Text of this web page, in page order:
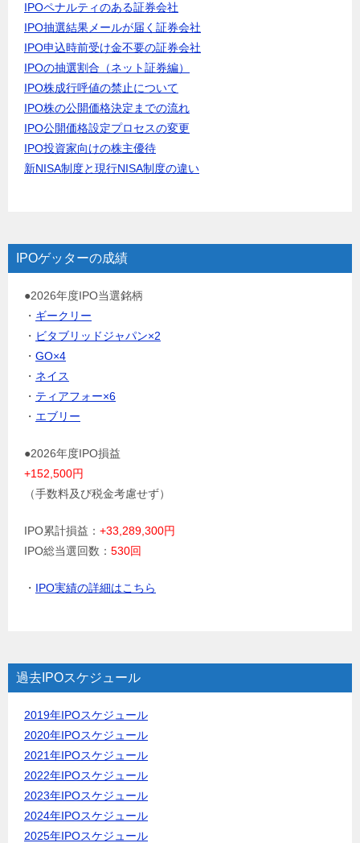
IPOペナルティのある証券会社
IPO抽選結果メールが届く証券会社
IPO申込時前受け金不要の証券会社
IPOの抽選割合（ネット証券編）
IPO株成行呼値の禁止について
IPO株の公開価格決定までの流れ
IPO公開価格設定プロセスの変更
IPO投資家向けの株主優待
新NISA制度と現行NISA制度の違い
IPOゲッターの成績
●2026年度IPO当選銘柄
・ ギークリー
・ ビタブリッドジャパン×2
・ GO×4
・ ネイス
・ ティアフォー×6
・ エブリー
●2026年度IPO損益
+152,500円
（手数料及び税金考慮せず）
IPO累計損益： +33,289,300円
IPO総当選回数： 530回
・ IPO実績の詳細はこちら
過去IPOスケジュール
2019年IPOスケジュール
2020年IPOスケジュール
2021年IPOスケジュール
2022年IPOスケジュール
2023年IPOスケジュール
2024年IPOスケジュール
2025年IPOスケジュール